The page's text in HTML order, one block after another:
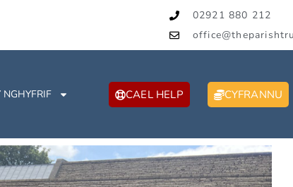
02921 880 212
NGHYFRIF CAEL HELP CYFRANNU